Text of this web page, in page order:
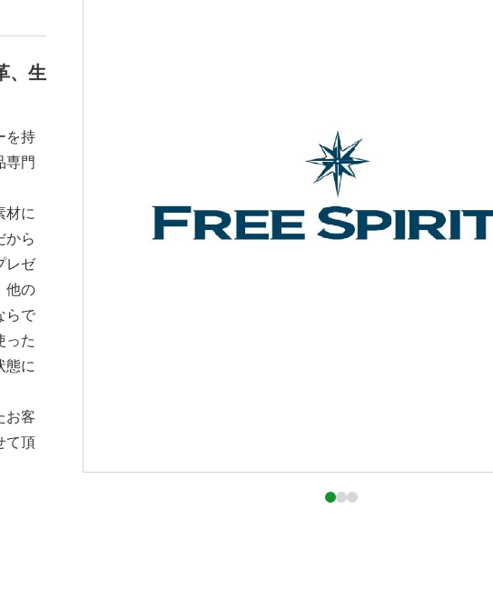
、生
を持
専門
材に
から
レゼ
他の
らで
った
態に
お客
て頂